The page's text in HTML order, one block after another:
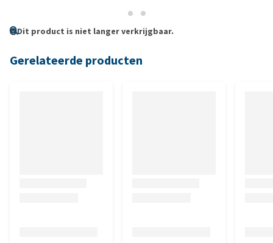
Dit product is niet langer verkrijgbaar.
Gerelateerde producten